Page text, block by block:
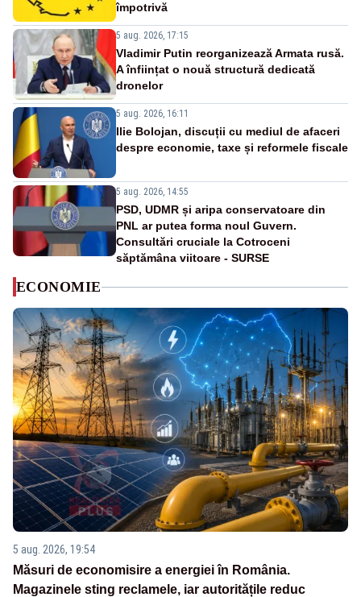
împotrivă
5 aug. 2026, 17:15
Vladimir Putin reorganizează Armata rusă.
A înființat o nouă structură dedicată
dronelor
5 aug. 2026, 16:11
Ilie Bolojan, discuții cu mediul de afaceri
despre economie, taxe și reformele fiscale
5 aug. 2026, 14:55
PSD, UDMR și aripa conservatoare din
PNL ar putea forma noul Guvern.
Consultări cruciale la Cotroceni
săptămâna viitoare - SURSE
ECONOMIE
5 aug. 2026, 19:54
Măsuri de economisire a energiei în România.
Magazinele sting reclamele, iar autoritățile reduc